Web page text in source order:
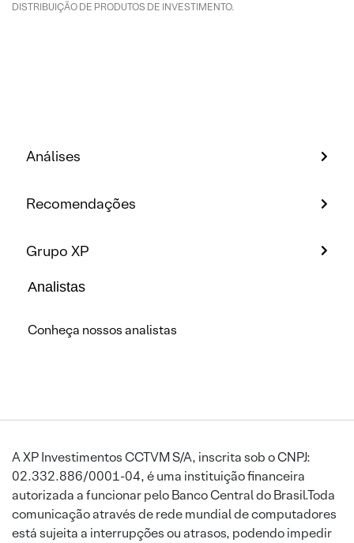
DISTRIBUIÇÃO DE PRODUTOS DE INVESTIMENTO.
Análises
Recomendações
Grupo XP
Analistas
Conheça nossos analistas
A XP Investimentos CCTVM S/A, inscrita sob o CNPJ:
02.332.886/0001-04, é uma instituição financeira
autorizada a funcionar pelo Banco Central do Brasil.Toda
comunicação através de rede mundial de computadores
está sujeita a interrupções ou atrasos, podendo impedir